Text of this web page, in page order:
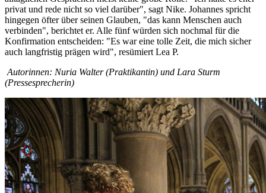
privat und rede nicht so viel darüber", sagt Nike. Johannes spricht
hingegen öfter über seinen Glauben, "das kann Menschen auch
verbinden", berichtet er. Alle fünf würden sich nochmal für die
Konfirmation entscheiden: "Es war eine tolle Zeit, die mich sicher
auch langfristig prägen wird", resümiert Lea P.
Autorinnen: Nuria Walter (Praktikantin) und Lara Sturm
(Pressesprecherin)